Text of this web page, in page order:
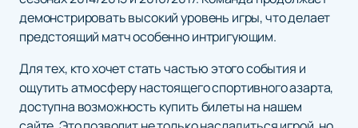
демонстрировать высокий уровень игры, что делает
предстоящий матч особенно интригующим.
Для тех, кто хочет стать частью этого события и
ощутить атмосферу настоящего спортивного азарта,
доступна возможность купить билеты на нашем